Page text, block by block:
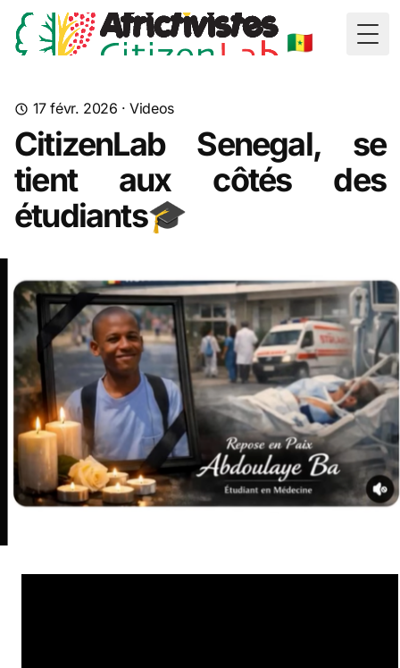
🇸🇳
17 févr. 2026 ·Videos
CitizenLab Senegal, se
tient aux côtés des
étudiants🎓